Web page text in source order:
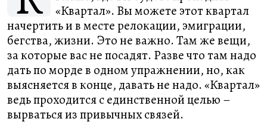
«Квартал». Вы можете этот квартал
начертить и в месте релокации, эмиграции,
бегства, жизни. Это не важно. Там же вещи,
за которые вас не посадят. Разве что там надо
дать по морде в одном упражнении, но, как
выясняется в конце, давать не надо. «Квартал»
ведь проходится с единственной целью –
вырваться из привычных связей.